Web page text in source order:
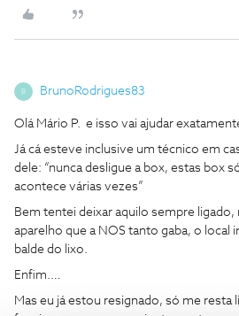
B BrunoRodrigues83
Olá Mário P. e isso vai ajudar
Já cá esteve inclusive um técnico em
dele: “nunca desligue a box, estas box
acontece várias vezes”
Bem tentei deixar aquilo sempre
aparelho que a NOS tanto gaba, o local
balde do lixo.
Enfim.…
Mas eu já estou resignado, só me resta